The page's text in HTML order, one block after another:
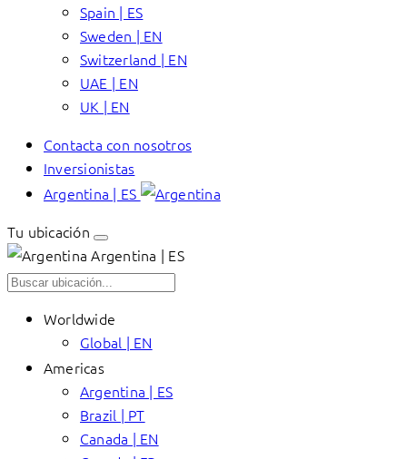
Spain | ES
Sweden | EN
Switzerland | EN
UAE | EN
UK | EN
Contacta con nosotros
Inversionistas
Argentina | ES
Tu ubicación
Argentina | ES
Worldwide
Global | EN
Americas
Argentina | ES
Brazil | PT
Canada | EN